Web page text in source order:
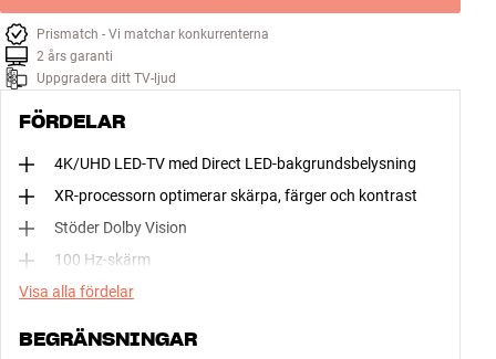
Prismatch - Vi matchar konkurrenterna
2 års garanti
Uppgradera ditt TV-ljud
FÖRDELAR
4K/UHD LED-TV med Direct LED-bakgrundsbelysning
XR-processorn optimerar skärpa, färger och kontrast
Stöder Dolby Vision
100 Hz-skärm
Visa alla fördelar
BEGRÄNSNINGAR